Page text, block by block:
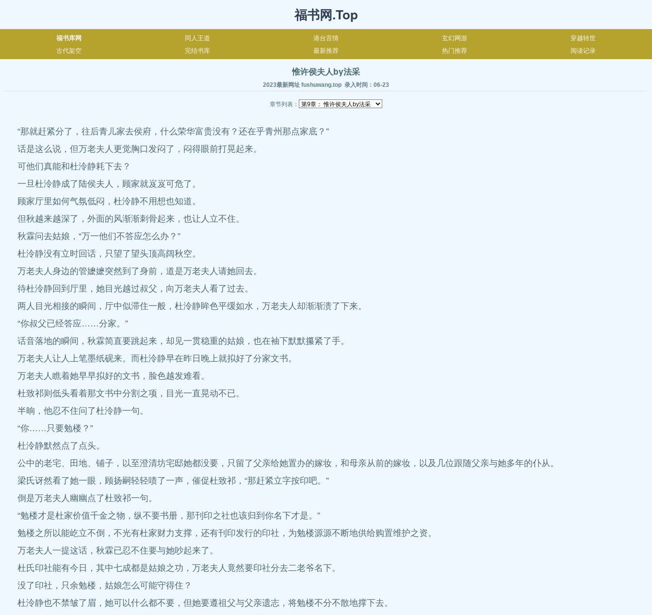
福书网.Top
福书库网 同人王道 港台言情 玄幻网游
穿越转世
古代架空
完结书库 最新推荐 热门推荐 阅读记录
惟许侯夫人by法采
2023最新网址 fushuwang.top 录入时间：06-23
章节列表：
“那就赶紧分了，往后青儿家去侯府，什么荣华富贵没有？还在乎青州那点家底？”
话是这么说，但万老夫人更觉胸口发闷了，闷得眼前打晃起来。
可他们真能和杜泠静耗下去？
一旦杜泠静成了陆侯夫人，顾家就岌岌可危了。
顾家厅里如何气氛低闷，杜泠静不用想也知道。
但秋越来越深了，外面的风渐渐刺骨起来，也让人立不住。
秋霖问去姑娘，“万一他们不答应怎么办？”
杜泠静没有立时回话，只望了望头顶高阔秋空。
万老夫人身边的管嬷嬷突然到了身前，道是万老夫人请她回去。
待杜泠静回到厅里，她目光越过叔父，向万老夫人看了过去。
两人目光相接的瞬间，厅中似滞住一般，杜泠静眸色平缓如水，万老夫人却渐渐溃了下来。
“你叔父已经答应……分家。”
话音落地的瞬间，秋霖简直要跳起来，却见一贯稳重的姑娘，也在袖下默默攥紧了手。
万老夫人让人上笔墨纸砚来。而杜泠静早在昨日晚上就拟好了分家文书。
万老夫人瞧着她早早拟好的文书，脸色越发难看。
杜致祁则低头看着那文书中分割之项，目光一直晃动不已。
半晌，他忍不住问了杜泠静一句。
“你……只要勉楼？”
杜泠静默然点了点头。
公中的老宅、田地、铺子，以至澄清坊宅邸她都没要，只留了父亲给她置办的嫁妆，和母亲从前的嫁妆，以及几位跟随父亲与她多年的仆从。
梁氏讶然看了她一眼，顾扬嗣轻轻啧了一声，催促杜致祁，“那赶紧立字按印吧。”
倒是万老夫人幽幽点了杜致祁一句。
“勉楼才是杜家价值千金之物，纵不要书册，那刊印之社也该归到你名下才是。”
勉楼之所以能屹立不倒，不光有杜家财力支撑，还有刊印发行的印社，为勉楼源源不断地供给购置维护之资。
万老夫人一提这话，秋霖已忍不住要与她吵起来了。
杜氏印社能有今日，其中七成都是姑娘之功，万老夫人竟然要印社分去二老爷名下。
没了印社，只余勉楼，姑娘怎么可能守得住？
杜泠静也不禁皱了眉，她可以什么都不要，但她要遵祖父与父亲遗志，将勉楼不分不散地撑下去。